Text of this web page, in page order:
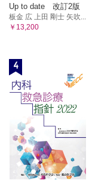
Up to date 改訂2版
板金 広 上田 剛士 矢吹...
￥13,200
4